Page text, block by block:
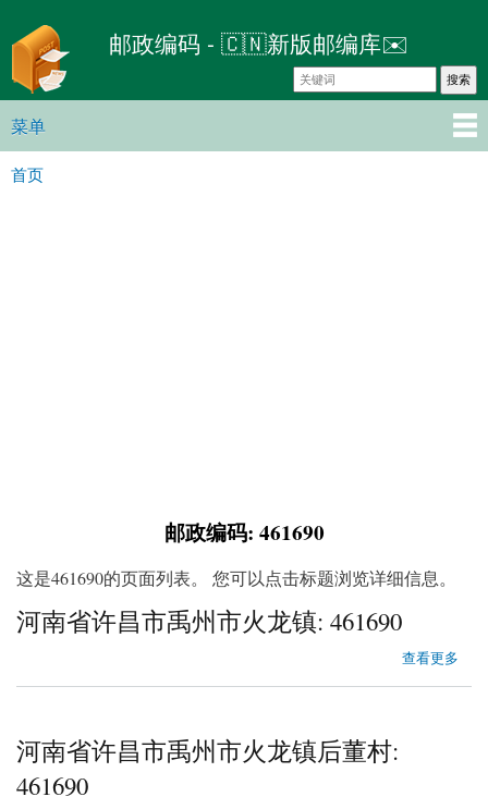
转
主
内
邮政编码 - 🇨🇳新版邮编库✉️
主菜单
菜单
你在这里
首页
邮政编码: 461690
这是461690的页面列表。 您可以点击标题浏览详细信息。
河南省许昌市禹州市火龙镇: 461690
查看更多
河南省许昌市禹州市火龙镇后董村:
461690